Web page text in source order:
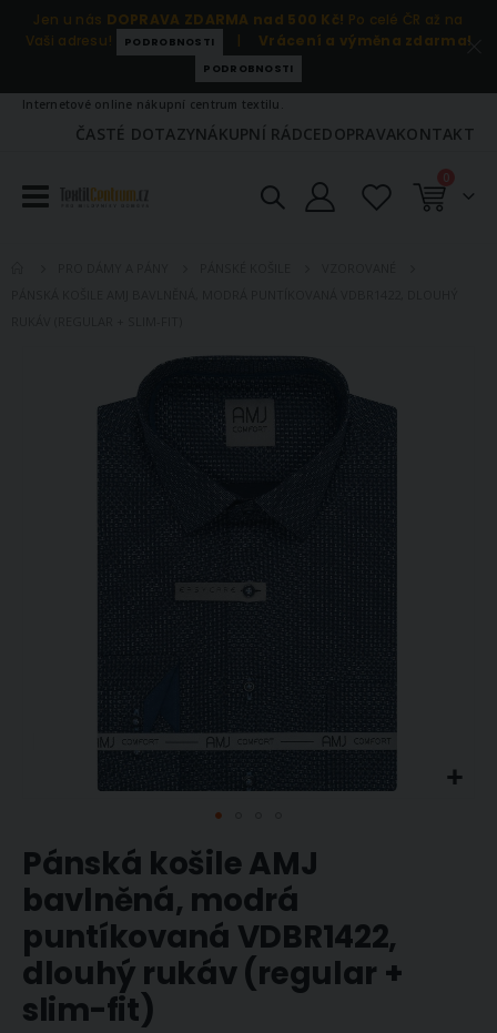
Jen u nás DOPRAVA ZDARMA nad 500 Kč! Po celé ČR až na
Vaši adresu!
PODROBNOSTI | Vrácení a výměna zdarma!
PODROBNOSTI
Internetové online nákupní centrum textilu.
ČASTÉ DOTAZYNÁKUPNÍ RÁDCEDOPRAVAKONTAKT
Košík
0položky
na
začátek
galerie
s
obrázky
Pánská košile AMJ
bavlněná, modrá
puntíkovaná VDBR1422,
dlouhý rukáv (regular +
slim-fit)